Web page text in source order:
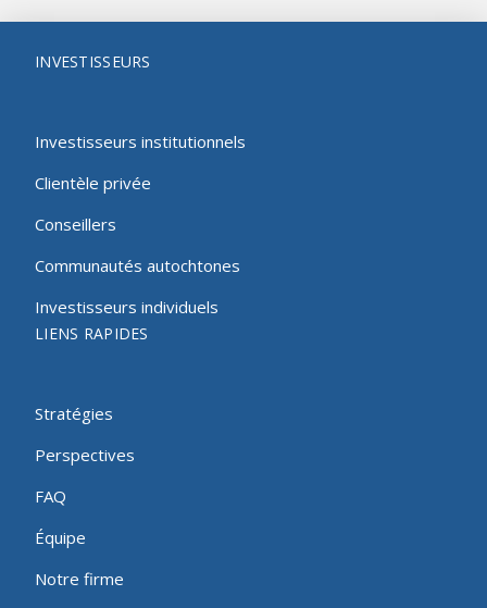
INVESTISSEURS
Investisseurs institutionnels
Clientèle privée
Conseillers
Communautés autochtones
Investisseurs individuels
LIENS RAPIDES
Stratégies
Perspectives
FAQ
Équipe
Notre firme